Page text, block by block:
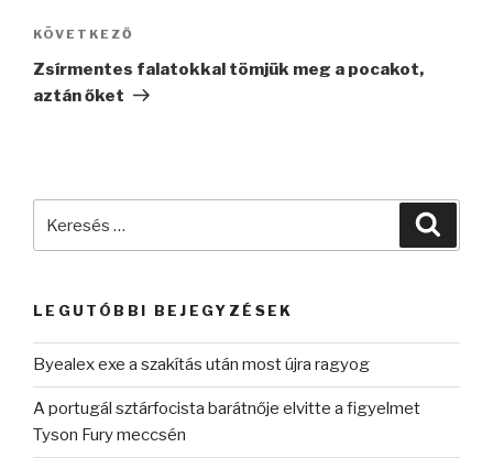
Következő
bejegyzés
KÖVETKEZŐ
Zsírmentes falatokkal tömjük meg a pocakot,
aztán őket
LEGUTÓBBI BEJEGYZÉSEK
Byealex exe a szakítás után most újra ragyog
A portugál sztárfocista barátnője elvitte a figyelmet
Tyson Fury meccsén